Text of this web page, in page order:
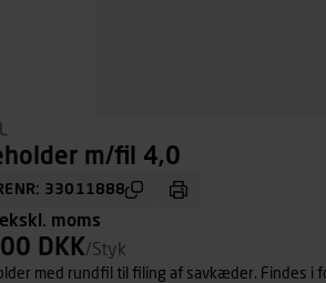
m/fil 4,0
33011888
ekskl. moms
DKK/Styk
med rundfil til filing af savkæder. Findes i